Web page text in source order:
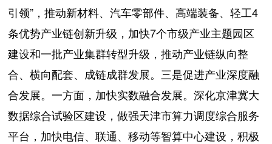
引领”，推动新材料、汽车零部件、高端装备、轻工4
条优势产业链创新升级，加快7个市级产业主题园区
建设和一批产业集群转型升级，推动产业链纵向整
合、横向配套、成链成群发展。三是促进产业深度融
合发展。一方面，加快实数融合发展。深化京津冀大
数据综合试验区建设，做强天津市算力调度综合服务
平台，加快电信、联通、移动等智算中心建设，积极